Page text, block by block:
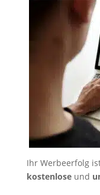
Ihr Werbeerfolg
kostenloseund